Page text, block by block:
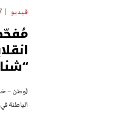
فيديو 7
(وطن –
الباطنة